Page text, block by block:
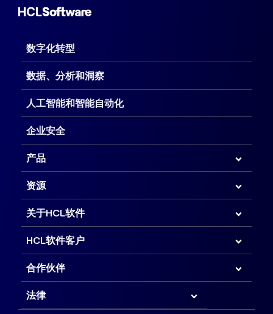
数字化转型
数据、分析和洞察
人工智能和智能自动化
企业安全
产品
资源
关于HCL软件
HCL软件客户
合作伙伴
法律